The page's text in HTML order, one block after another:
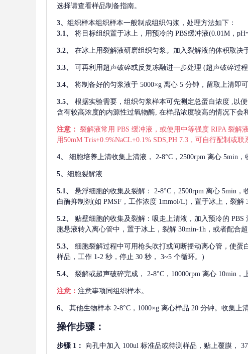
选择请查看样品制备指南。
3、 组织样本组织样本一般制成组织匀浆，处理方法如下：
3.1、
将目标组织置于冰上，用预冷的 PBS缓冲液(0.01M，
3.2、 在冰上用裂解液研磨组织匀浆。加入裂解液的体积取决
3.3、 可再利用超声破碎或反复冻融进一步处理 (超声破碎过
3.4、 将制备好的匀浆液于 5000×g 离心 5 分钟，留取上清即
3.5、 根据实验需要，组织匀浆样本可先测定总蛋白浓度 ,以
含有较高浓度的内源性过氧物酶, 在样品浓度较高的情况下会
注意： 裂解液常用 PBS 缓冲液，或使用中等强度 RIPA 裂解
用50mM Tris+0.9%NaCL+0.1% SDS,PH 7.3，可自行配制或联
4、 细胞培养上清收集上清液， 2-8°C，2500rpm 离心 5min
5、 细胞裂解液
5.1、 悬浮细胞的收集及裂解：
2-8°C，2500rpm 离心 5min
白酶抑制剂(如 PMSF，工作浓度 1mmol/L)，置于冰上，裂解
5.2、 贴壁细胞的收集及裂解：吸走上清液，加入预冷的 PBS
胞悬液转入离心管中，置于冰上，裂解 30min-1h，或者配合超
5.3、 细胞裂解过程中可用枪头吹打或间断摇动离心管，使蛋
样品，工作 1-2 秒，停止 30 秒， 3~5 个循环。)
5.4、 裂解或超声破碎完成， 2-8°C，10000rpm 离心 10min
注意： 注意事项同组织样本。
6、 其他生物样本 2-8°C，1000×g 离心样品 20 分钟。收集上
操作步骤：
步骤 1： 向孔中加入 100ul 标准品或待测样品，贴上覆膜，